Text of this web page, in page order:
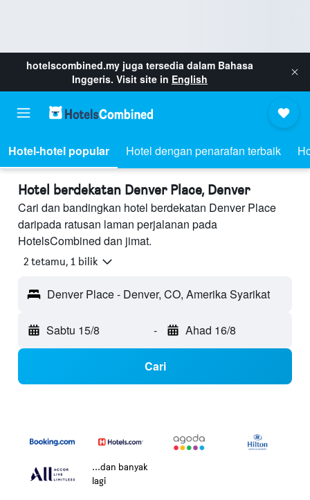
hotelscombined.my juga tersedia dalam Bahasa
Inggeris. Visit site in English
Hotel-hotel popular Hotel dengan penarafan terbaik
Hotel berdekatan Denver Place, Denver
Cari dan bandingkan hotel berdekatan Denver Place
daripada ratusan laman perjalanan pada
HotelsCombined dan jimat.
2 tetamu, 1 bilik
Denver Place - Denver, CO, Amerika Syarikat
Sabtu 15/8 - Ahad 16/8
Cari
...dan banyak
lagi